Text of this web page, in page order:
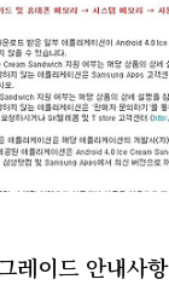
레이드 안내사항